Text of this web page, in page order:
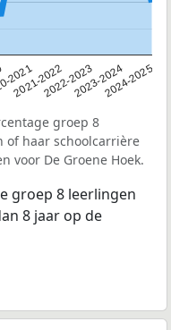
2021
2021-20222022-20232023-20242024-2025
groep 8
of haar schoolcarrière
voor De Groene Hoek.
groep 8 leerlingen
8 jaar op de